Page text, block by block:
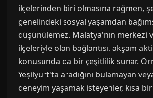
ilçelerinden biri olmasına rağmen,
genelindeki sosyal yaşamdan
düşünülemez. Malatya'nın merkezi
ilçeleriyle olan bağlantısı, akşam
konusunda da bir çeşitlilik sunar.
Yeşilyurt'ta aradığını bulamayan
deneyim yaşamak isteyenler, kısa